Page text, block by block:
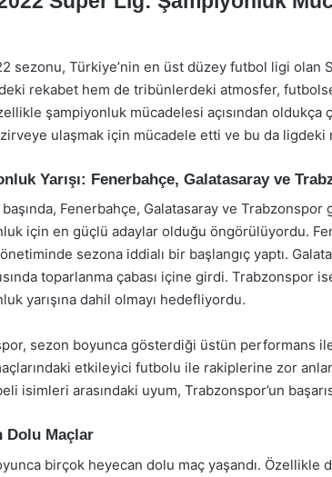
sezonu, Türkiye’nin en üst düzey futbol ligi olan
rekabet hem de tribünlerdeki atmosfer,
şampiyonluk mücadelesi açısından oldukça
ulaşmak için mücadele etti ve bu da ligdeki
Yarışı: Fenerbahçe, Galatasaray ve
Fenerbahçe, Galatasaray ve Trabzonspor
için en güçlü adaylar olduğu öngörülüyordu.
sezona iddialı bir başlangıç yaptı.
toparlanma çabası içine girdi. Trabzonspor
yarışına dahil olmayı hedefliyordu.
sezon boyunca gösterdiği üstün performans
etkileyici futbolu ile rakiplerine zor anlar
isimleri arasındaki uyum, Trabzonspor’un
Dolu Maçlar
birçok heyecan dolu maç yaşandı. Özellikle